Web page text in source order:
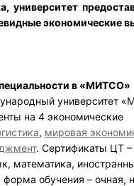
университет
экономические
в «МИТСО»
университет
на 4 экономические
, мировая
. Сертификаты ЦТ –
математика,
форма обучения – очная,